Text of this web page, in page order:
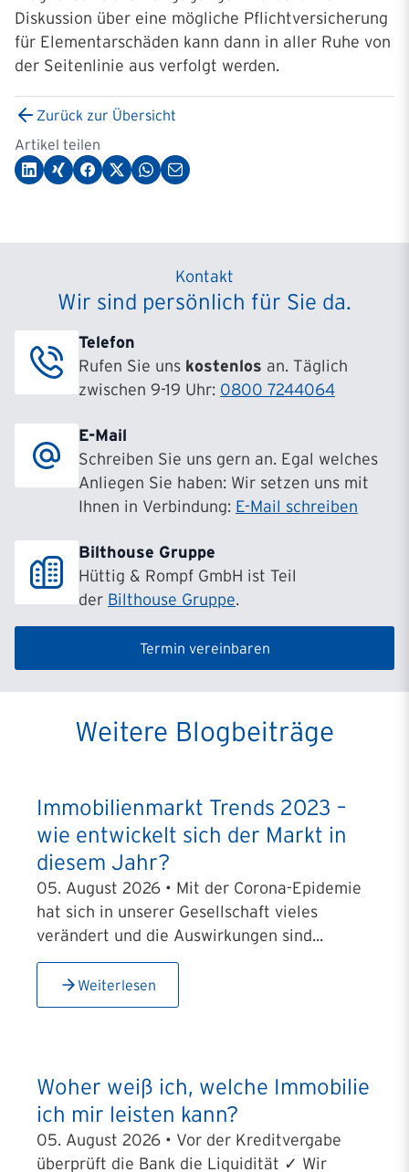
Diskussion über eine mögliche Pflichtversicherung
für Elementarschäden kann dann in aller Ruhe von
der Seitenlinie aus verfolgt werden.
Zurück zur Übersicht
Artikel teilen
Kontakt
Wir sind persönlich für Sie da.
Telefon
Rufen Sie uns kostenlos an. Täglich
zwischen 9-19 Uhr: 0800 7244064
E-Mail
Schreiben Sie uns gern an. Egal welches
Anliegen Sie haben: Wir setzen uns mit
Ihnen in Verbindung: E-Mail schreiben
Bilthouse Gruppe
Hüttig & Rompf GmbH ist Teil
der Bilthouse Gruppe.
Termin vereinbaren
Weitere Blogbeiträge
Immobilienmarkt Trends 2023 –
wie entwickelt sich der Markt in
diesem Jahr?
05. August 2026 • Mit der Corona-Epidemie
hat sich in unserer Gesellschaft vieles
verändert und die Auswirkungen sind...
Weiterlesen
Woher weiß ich, welche Immobilie
ich mir leisten kann?
05. August 2026 • Vor der Kreditvergabe
überprüft die Bank die Liquidität ✓ Wir